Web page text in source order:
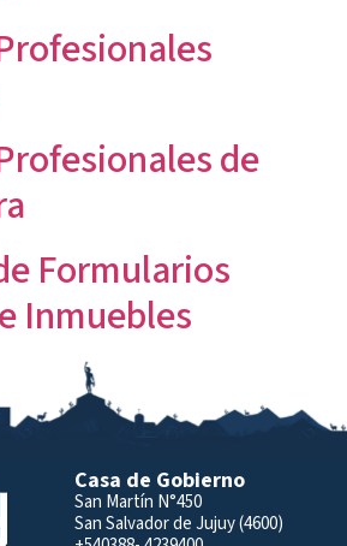
de
Formularios
Inmuebles
Casa de Gobierno
San Martín N°450
San Salvador de Jujuy (4600)